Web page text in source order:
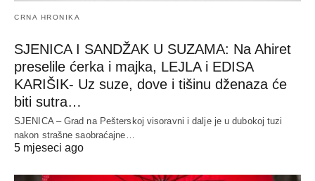
CRNA HRONIKA
SJENICA I SANDŽAK U SUZAMA: Na Ahiret
preselile ćerka i majka, LEJLA i EDISA
KARIŠIK- Uz suze, dove i tišinu dženaza će
biti sutra…
SJENICA – Grad na Pešterskoj visoravni i dalje je u dubokoj tuzi
nakon strašne saobraćajne…
5 mjeseci ago